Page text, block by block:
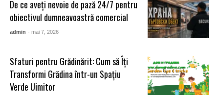
De ce aveți nevoie de pază 24/7 pentru
obiectivul dumneavoastră comercial
admin - mai 7, 2026
Sfaturi pentru Grădinărit: Cum să Îți
Transformi Grădina într-un Spațiu
Verde Uimitor